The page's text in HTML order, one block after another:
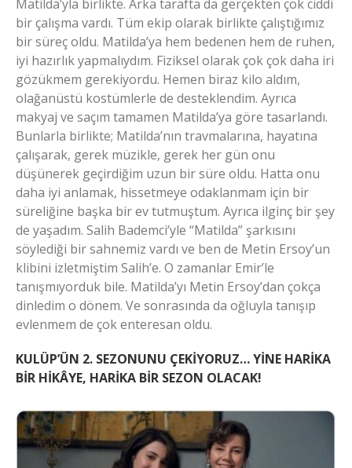
Matilda’yla birlikte. Arka tarafta da gerçekten çok ciddi
bir çalışma vardı. Tüm ekip olarak birlikte çalıştığımız
bir süreç oldu. Matilda’ya hem bedenen hem de ruhen,
iyi hazırlık yapmalıydım. Fiziksel olarak çok çok daha iri
gözükmem gerekiyordu. Hemen biraz kilo aldım,
olağanüstü kostümlerle de desteklendim. Ayrıca
makyaj ve saçım tamamen Matilda’ya göre tasarlandı.
Bunlarla birlikte; Matilda’nın travmalarına, hayatına
çalışarak, gerek müzikle, gerek her gün onu
düşünerek geçirdiğim uzun bir süre oldu. Hatta onu
daha iyi anlamak, hissetmeye odaklanmam için bir
süreliğine başka bir ev tutmuştum. Ayrıca ilginç bir şey
de yaşadım. Salih Bademci’yle “Matilda” şarkısını
söylediği bir sahnemiz vardı ve ben de Metin Ersoy’un
klibini izletmiştim Salih’e. O zamanlar Emir’le
tanışmıyorduk bile. Matilda’yı Metin Ersoy’dan çokça
dinledim o dönem. Ve sonrasında da oğluyla tanışıp
evlenmem de çok enteresan oldu.
KULÜP’ÜN 2. SEZONUNU ÇEKİYORUZ… YİNE HARİKA
BİR HİKÂYE, HARİKA BİR SEZON OLACAK!